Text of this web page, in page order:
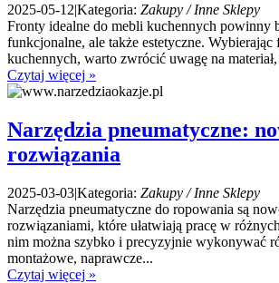
2025-05-12|Kategoria: Zakupy / Inne Sklepy
Fronty idealne do mebli kuchennych powinny
funkcjonalne, ale także estetyczne. Wybierając
kuchennych, warto zwrócić uwagę na
Czytaj więcej »
Narzędzia pneumatyczne:
rozwiązania
2025-03-03|Kategoria: Zakupy / Inne Sklepy
Narzędzia pneumatyczne do ropowania są
rozwiązaniami, które ułatwiają pracę w
nim można szybko i precyzyjnie wykonywać
montażowe, naprawcze...
Czytaj więcej »